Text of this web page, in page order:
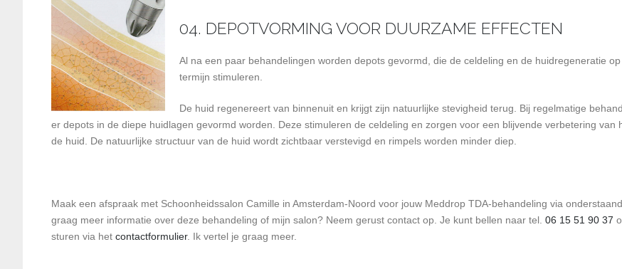
04. DEPOTVORMING VOOR DUURZAME EFFECTEN
Al na een paar behandelingen worden depots gevormd, die de celdeling en de huid­regeneratie
termijn stimuleren.
De huid regenereert van binnenuit en krijgt zijn natuurlijke stevigheid terug. Bij regelmatige
er depots in de diepe huidlagen gevormd worden. Deze stimuleren de celdeling en zorgen voor een blijvende verbetering van
de huid. De natuurlijke structuur van de huid wordt zichtbaar verstevigd en rimpels worden minder diep.
Maak een afspraak met Schoonheidssalon Camille in Amsterdam-Noord voor jouw Meddrop TDA-behandeling via
graag meer informatie over deze behandeling of mijn salon? Neem gerust contact op. Je kunt bellen naar tel. 06 15 51 90 37
sturen via het contactformulier. Ik vertel je graag meer.